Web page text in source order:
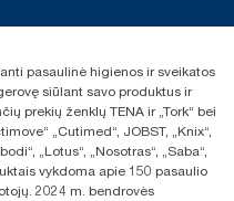
pasaulinė higienos ir sveikatos
siūlant savo produktus ir
prekių ženklų TENA ir „Tork“ bei
„Cutimed“, JOBST, „Knix“,
„Lotus“, „Nosotras“, „Saba“,
vykdoma apie 150 pasaulio
2024 m. bendrovės